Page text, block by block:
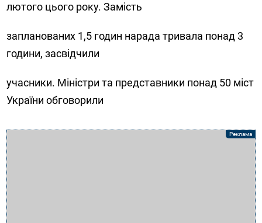
лютого цього року. Замість
запланованих 1,5 годин нарада тривала понад 3
години, засвідчили
учасники. Міністри та представники понад 50 міст
України обговорили